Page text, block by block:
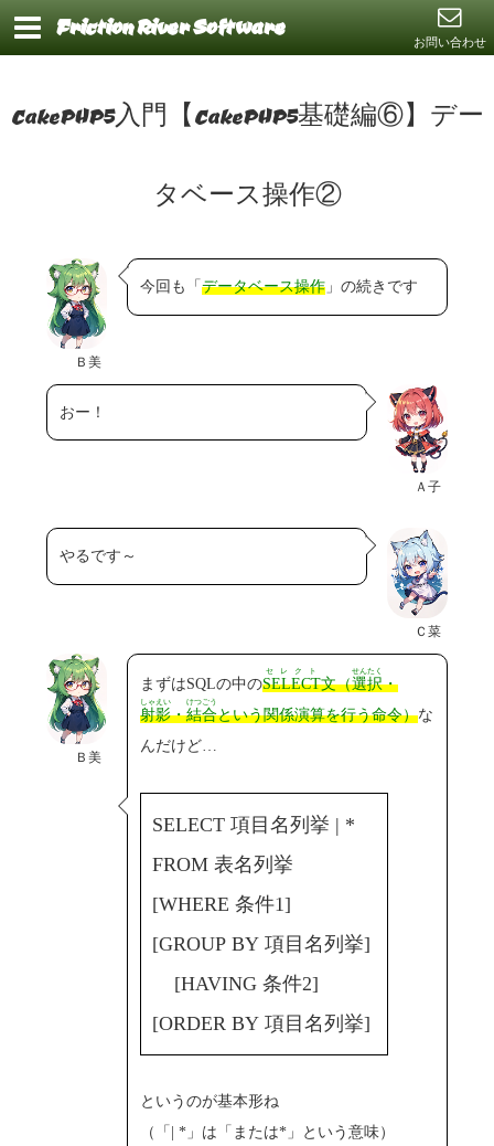
Friction River Software
お問い合わせ
CakePHP5入門【CakePHP5基礎編⑥】デー
タベース操作②
Ｂ美
今回も「 データベース操作」の続きです
Ａ子
おー！
Ｃ菜
やるです～
Ｂ美
まずはSQLの中のSELECT
セレクト
文（選択
せんたく
・
射影
しゃえい
・結合
けつごう
という関係演算を行う命令）な
んだけど…
SELECT 項目名列挙 | *
FROM 表名列挙
[WHERE 条件1]
[GROUP BY 項目名列挙]
[HAVING 条件2]
[ORDER BY 項目名列挙]
というのが基本形ね
（「| *」は「または*」という意味）